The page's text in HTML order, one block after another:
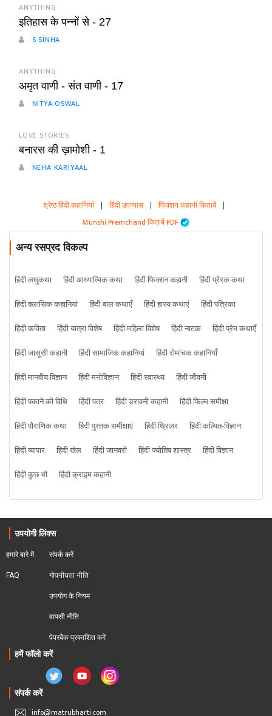
ANYTHING
इतिहास के पन्नों से - 27
S SINHA
ANYTHING
अमृत वाणी - संत वाणी - 17
NITYA OSWAL
LOVE STORIES
बनारस की ख़ामोशी - 1
NEHA KARIYAAL
श्रेष्ठ हिंदी कहानियां | हिंदी उपन्यास | फिक्शन कहानी किताबें |
Munshi Premchand किताबें PDF
अन्य रसप्रद विकल्प
हिंदी लघुकथा हिंदी आध्यात्मिक कथा हिंदी फिक्शन कहानी
हिंदी प्रेरक कथा
हिंदी क्लासिक कहानियां
हिंदी बाल कथाएँ हिंदी हास्य कथाएं
हिंदी पत्रिका
हिंदी कविता
हिंदी यात्रा विशेष हिंदी महिला विशेष हिंदी नाटक
हिंदी प्रेम कथाएँ
हिंदी जासूसी कहानी
हिंदी सामाजिक कहानियां
हिंदी रोमांचक कहानियाँ
हिंदी मानवीय विज्ञान
हिंदी मनोविज्ञान हिंदी स्वास्थ्य
हिंदी जीवनी
हिंदी पकाने की विधि
हिंदी पत्र हिंदी डरावनी कहानी
हिंदी फिल्म समीक्षा
हिंदी पौराणिक कथा
हिंदी पुस्तक समीक्षाएं हिंदी थ्रिलर
हिंदी कल्पित-विज्ञान
हिंदी व्यापार
हिंदी खेल हिंदी जानवरों हिंदी ज्योतिष शास्त्र
हिंदी विज्ञान
हिंदी कुछ भी
हिंदी क्राइम कहानी
उपयोगी लिंक्स
हमारे बारे में
FAQ
संपर्क करें
गोपनीयता नीति
उपयोग के नियम
वापसी नीति
पेपरबैक प्रकाशित करें
हमें फॉलो करें
संपर्क करें
info@matrubharti.com